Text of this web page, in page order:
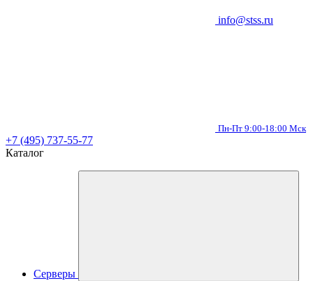
info@stss.ru
Пн-Пт 9:00-18:00 Мск
+7 (495) 737-55-77
Каталог
Серверы